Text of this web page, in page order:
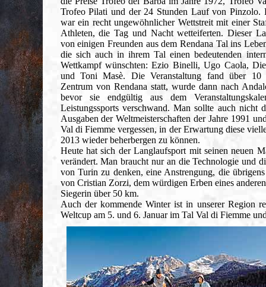
Trofeo Pilati und der 24 Stunden Lauf von Pinzolo.
war ein recht ungewöhnlicher Wettstreit mit einer
Athleten, die Tag und Nacht wetteiferten. Dieser
von einigen Freunden aus dem Rendana Tal ins
die sich auch in ihrem Tal einen bedeutenden
Wettkampf wünschten: Ezio Binelli, Ugo Caola,
und Toni Masè. Die Veranstaltung fand über 10
Zentrum von Rendana statt, wurde dann nach
bevor sie endgültig aus dem
Leistungssports verschwand. Man sollte auch nicht
Ausgaben der Weltmeisterschaften der Jahre 1991
Val di Fiemme vergessen, in der Erwartung diese
2013 wieder beherbergen zu können.
Heute hat sich der Langlaufsport mit seinen neuen
verändert. Man braucht nur an die Technologie und
von Turin zu denken, eine Anstrengung, die
von Cristian Zorzi, dem würdigen Erben eines
Siegerin über 50 km.
Auch der kommende Winter ist in unserer Region
Weltcup am 5. und 6. Januar im Tal Val di Fiemme